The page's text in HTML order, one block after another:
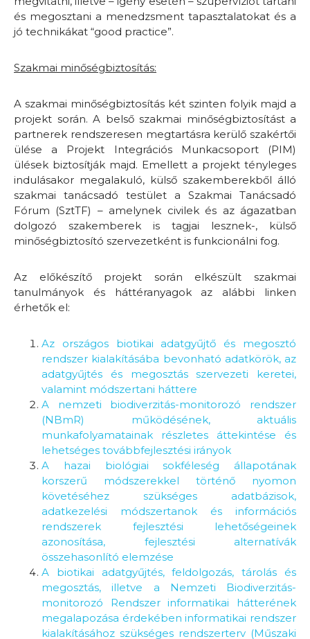
és megosztani a menedzsment tapasztalatokat és a
jó technikákat “good practice”.
Szakmai minőségbiztosítás:
A szakmai minőségbiztosítás két szinten folyik majd a
projekt során. A belső szakmai minőségbiztosítást a
partnerek rendszeresen megtartásra kerülő szakértői
ülése a Projekt Integrációs Munkacsoport (PIM)
ülések biztosítják majd. Emellett a projekt tényleges
indulásakor megalakuló, külső szakemberekből álló
szakmai tanácsadó testület a Szakmai Tanácsadó
Fórum (SztTF) – amelynek civilek és az ágazatban
dolgozó szakemberek is tagjai lesznek-, külső
minőségbiztosító szervezetként is funkcionálni fog.
Az előkészítő projekt során elkészült szakmai
tanulmányok és háttéranyagok az alábbi linken
érhetők el:
Az országos biotikai adatgyűjtő és megosztó
rendszer kialakításába bevonható adatkörök, az
adatgyűjtés és megosztás szervezeti keretei,
valamint módszertani háttere
A nemzeti biodiverzitás-monitorozó rendszer
(NBmR) működésének, aktuális
munkafolyamatainak részletes áttekintése és
lehetséges továbbfejlesztési irányok
A hazai biológiai sokféleség állapotának
korszerű módszerekkel történő nyomon
követéséhez szükséges adatbázisok,
adatkezelési módszertanok és információs
rendszerek fejlesztési lehetőségeinek
azonosítása, fejlesztési alternatívák
összehasonlító elemzése
A biotikai adatgyűjtés, feldolgozás, tárolás és
megosztás, illetve a Nemzeti Biodiverzitás-
monitorozó Rendszer informatikai hátterének
megalapozása érdekében informatikai rendszer
kialakításához szükséges rendszerterv (Műszaki